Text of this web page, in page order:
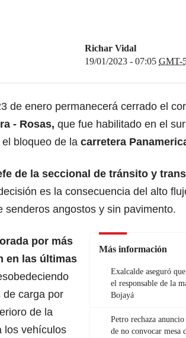
Richar Vidal
19/01/2023 - 07:05 GMT-
de enero permanecerá cerrado el
- Rosas, que fue habilitado en el
bloqueo de la carretera
de la seccional de tránsito y
es la consecuencia del alto
senderos angostos y sin pavimento.
Más información
Exalcalde aseguró
el responsable de la
Bojayá
Petro rechaza
de no convocar mesa
por más
en las últimas
de carga por
de la
los vehículos